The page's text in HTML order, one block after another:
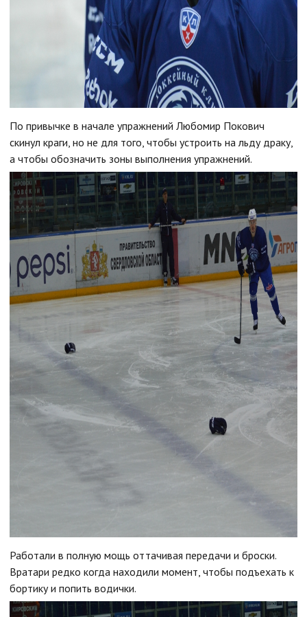
По привычке в начале упражнений Любомир Покович
скинул краги, но не для того, чтобы устроить на льду драку,
а чтобы обозначить зоны выполнения упражнений.
Работали в полную мощь оттачивая передачи и броски.
Вратари редко когда находили момент, чтобы подъехать к
бортику и попить водички.